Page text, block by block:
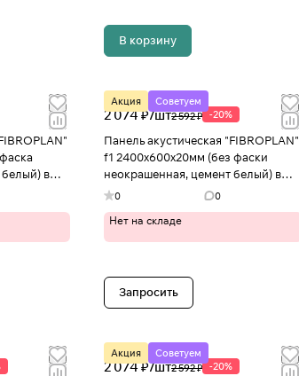
В корзину
в
Акция Советуем
2 074 ₽/шт2 592 ₽ -20%
Панель акустическая "FIBROPLAN"
f1 2400х600х20мм (без фаски
неокрашенная, цемент белый) в
Иваново
0 0
Нет на складе
Запросить
Акция Советуем
2 074 ₽/шт2 592 ₽ -20%